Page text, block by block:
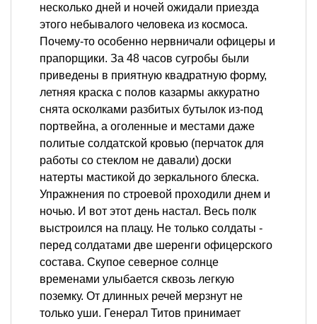
несколько дней и ночей ожидали приезда
этого небывалого человека из космоса.
Почему-то особенно нервничали офицеры и
прапорщики. За 48 часов сугробы были
приведены в приятную квадратную форму,
летняя краска с полов казармы аккуратно
снята осколками разбитых бутылок из-под
портвейна, а оголенные и местами даже
политые солдатской кровью (перчаток для
работы со стеклом не давали) доски
натерты мастикой до зеркального блеска.
Упражнения по строевой проходили днем и
ночью. И вот этот день настал. Весь полк
выстроился на плацу. Не только солдаты -
перед солдатами две шеренги офицерского
состава. Скупое северное солнце
временами улыбается сквозь легкую
поземку. От длинных речей мерзнут не
только уши. Генерал Титов принимает